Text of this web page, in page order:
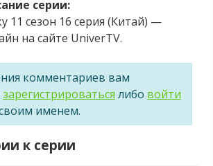
серии:
11 сезон 16 серия (Китай) —
на сайте UniverTV.
комментариев вам
зарегистрироваться либо войти
именем.
к серии